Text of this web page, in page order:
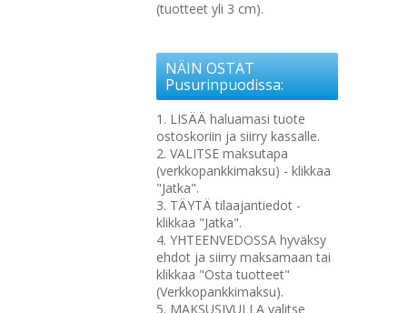
(tuotteet yli 3 cm).
NÄIN OSTAT
Pusurinpuodissa:
1. LISÄÄ haluamasi tuote
ostoskoriin ja siirry kassalle.
2. VALITSE maksutapa
(verkkopankkimaksu) - klikkaa
"Jatka".
3. TÄYTÄ tilaajantiedot -
klikkaa "Jatka".
4. YHTEENVEDOSSA hyväksy
ehdot ja siirry maksamaan tai
klikkaa "Osta tuotteet"
(Verkkopankkimaksu).
5. MAKSUSIVULLA valitse